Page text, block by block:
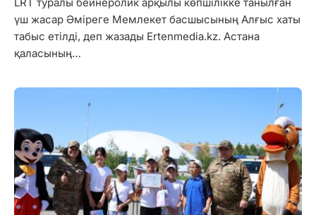
үш жасар Әміреге Мемлекет басшысының Алғыс хаты
табыс етілді, деп жазады Ertenmedia.kz. Астана
қаласының…